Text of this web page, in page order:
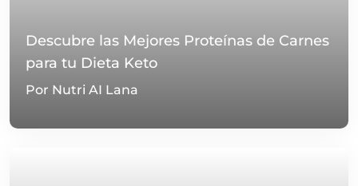
Descubre las Mejores Proteínas de Carnes
para tu Dieta Keto
Por Nutri AI Lana